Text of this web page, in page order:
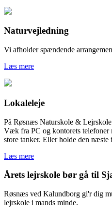
Naturvejledning
Vi afholder spændende
Læs mere
Lokaleleje
På Røsnæs Naturskole &
Væk fra PC og kontorets telefoner
store tanker. Eller holde den næste
Læs mere
Årets lejrskole bør gå til
Røsnæs ved Kalundborg gi'r dig
lejrskole i mands minde.